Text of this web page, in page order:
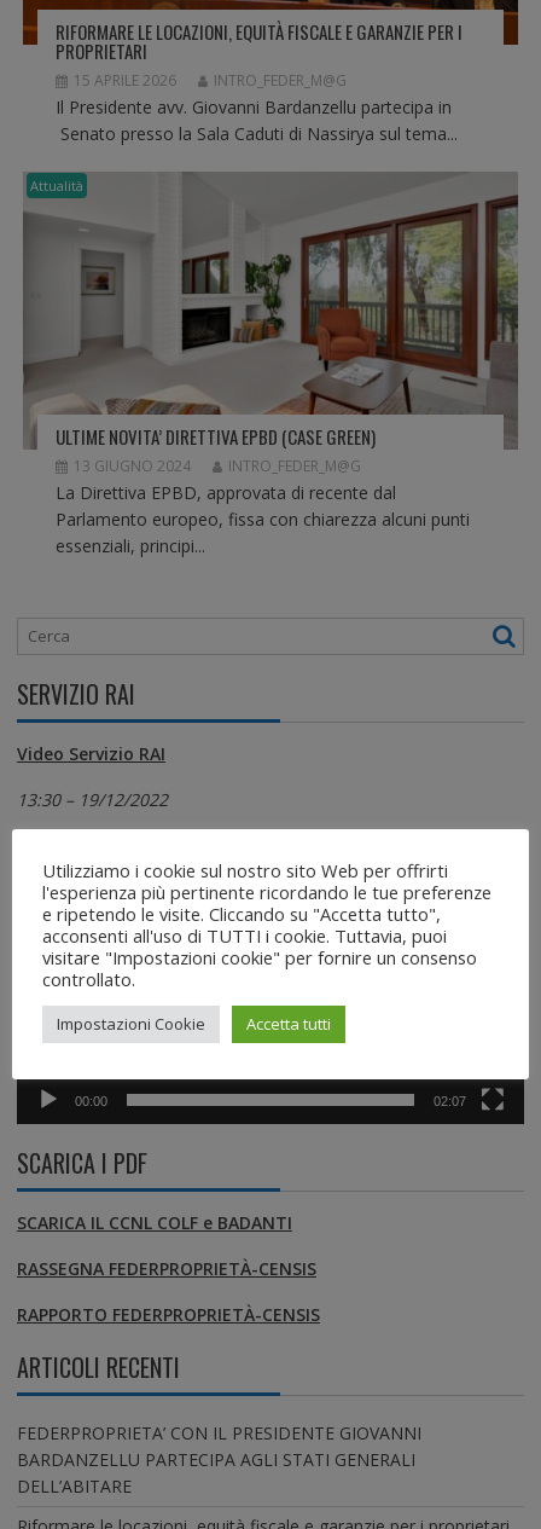
RIFORMARE LE LOCAZIONI, EQUITÀ FISCALE E GARANZIE PER I
PROPRIETARI
15 APRILE 2026 INTRO_FEDER_M@G
Il Presidente avv. Giovanni Bardanzellu partecipa in
Senato presso la Sala Caduti di Nassirya sul tema...
Attualità
ULTIME NOVITA’ DIRETTIVA EPBD (CASE GREEN)
13 GIUGNO 2024 INTRO_FEDER_M@G
La Direttiva EPBD, approvata di recente dal
Parlamento europeo, fissa con chiarezza alcuni punti
essenziali, principi...
SERVIZIO RAI
Video Servizio RAI
13:30 – 19/12/2022
Player
00:00 02:07
SCARICA I PDF
SCARICA IL CCNL COLF e BADANTI
RASSEGNA FEDERPROPRIETÀ-CENSIS
RAPPORTO FEDERPROPRIETÀ-CENSIS
ARTICOLI RECENTI
FEDERPROPRIETA’ CON IL PRESIDENTE GIOVANNI
BARDANZELLU PARTECIPA AGLI STATI GENERALI
DELL’ABITARE
Utilizziamo i cookie sul nostro sito Web per offrirti
l'esperienza più pertinente ricordando le tue preferenze
e ripetendo le visite. Cliccando su "Accetta tutto",
acconsenti all'uso di TUTTI i cookie. Tuttavia, puoi
visitare "Impostazioni cookie" per fornire un consenso
controllato.
Impostazioni Cookie Accetta tutti